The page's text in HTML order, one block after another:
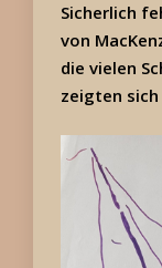
Sicherlich
von
die vielen
zeigten